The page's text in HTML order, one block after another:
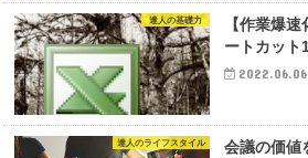
達人の基礎力
【作業爆
ートカット
2022.06.06
達人のライフスタイル
会議の価値